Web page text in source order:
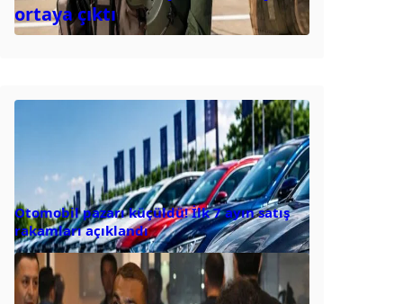
ortaya çıktı
Otomobil pazarı küçüldü! İlk 7 ayın satış
rakamları açıklandı